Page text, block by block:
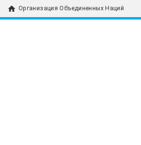
home Организация Объединенных Наций